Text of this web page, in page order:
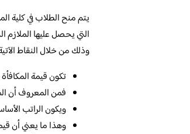
يتم منح الطلاب في كلية
التي يحصل عليها
وذلك من خلال النقاط
تكون قيمة
فمن المعروف أن
ويكون الراتب
وهذا ما يعني أن